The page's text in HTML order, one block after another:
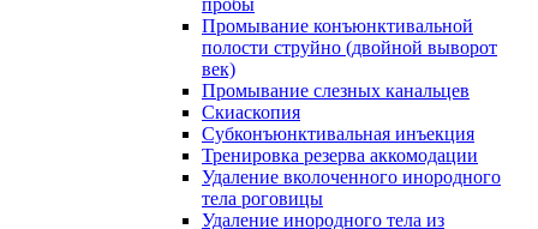
пробы
Промывание конъюнктивальной
полости струйно (двойной выворот
век)
Промывание слезных канальцев
Скиаскопия
Субконъюнктивальная инъекция
Тренировка резерва аккомодации
Удаление вколоченного инородного
тела роговицы
Удаление инородного тела из